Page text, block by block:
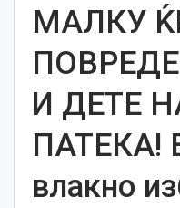
МАЛКУ
И ДЕТЕ
ПАТЕКА!
влакно